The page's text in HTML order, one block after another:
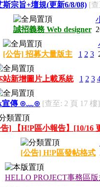
斯宗旨+壇規(更新6/8/08) [
誠招義務 Web designer
[公告] 招募大量版主 1 2 3
站新增圖片上載系統 1 2 3
宣傳 ⊙﹏⊙ [查至: 2 頁 17 樓]
] 【H!P區小報告】[10/16
[公告] H!P區發帖格式
HELLO PROJECT事務區